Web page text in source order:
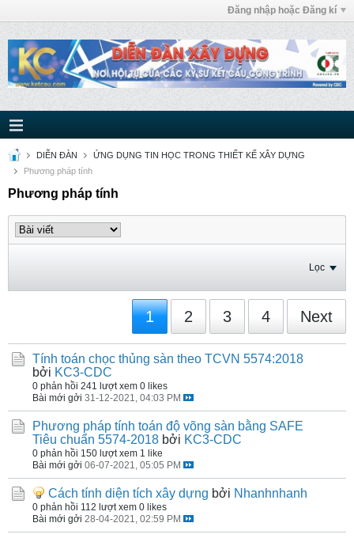
Đăng nhập hoặc Đăng kí
DIỄN ĐÀN
ỨNG DỤNG TIN HỌC TRONG THIẾT KẾ XÂY DỰNG
Phương pháp tính
Phương pháp tính
Lọc
1 2 3 4 Next
Tính toán chọc thủng sàn theo TCVN 5574:2018
bởi KC3-CDC
0 phản hồi 241 lượt xem 0 likes
Bài mới gởi 31-12-2021, 04:03 PM
Phương pháp tính toán độ võng sàn bằng SAFE
Tiêu chuẩn 5574-2018 bởi KC3-CDC
0 phản hồi 150 lượt xem 1 like
Bài mới gởi 06-07-2021, 05:05 PM
Cách tính diện tích xây dựng bởi Nhanhnhanh
0 phản hồi 112 lượt xem 0 likes
Bài mới gởi 28-04-2021, 02:59 PM